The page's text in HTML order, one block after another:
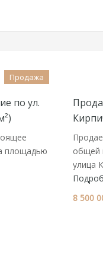
Продажа
по ул.
площадью
общей
улица
8 500